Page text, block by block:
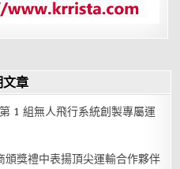
文章
1 組無人飛行系統創製專屬運
獎禮中表揚頂尖運輸合作夥伴